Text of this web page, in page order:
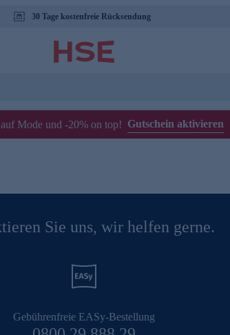
30 Tage kostenfreie Rücksendung
Mode und -20% on top! Gutschein aktivieren
Sie uns, wir helfen gerne.
Gebührenfreie EASy-Bestellung